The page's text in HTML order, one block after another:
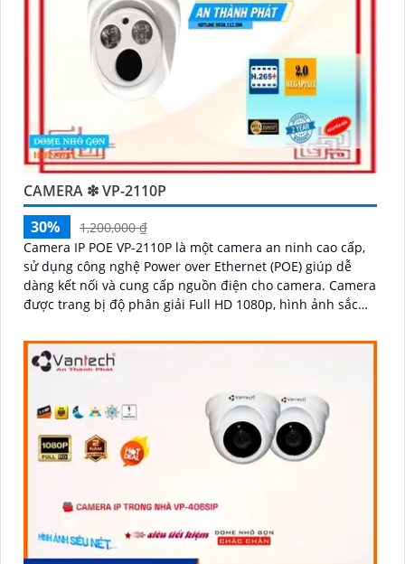
CAMERA ❇ VP-2110P
30%
1,200,000 ₫
Camera IP POE VP-2110P là một camera an ninh cao cấp,
sử dụng công nghệ Power over Ethernet (POE) giúp dễ
dàng kết nối và cung cấp nguồn điện cho camera. Camera
được trang bị độ phân giải Full HD 1080p, hình ảnh sắc